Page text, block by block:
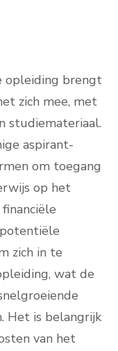
opleiding brengt
zich mee, met
studiemateriaal.
aspirant-
om toegang
op het
zich in te
wat de
Het is belangrijk
van het